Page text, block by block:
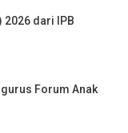
2026 dari IPB
Forum Anak